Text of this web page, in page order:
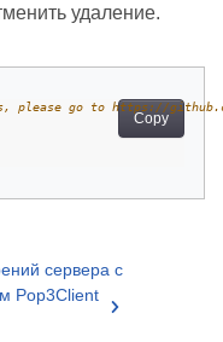
удаление.
Copy
please go to https://
сервера с
Pop3Client